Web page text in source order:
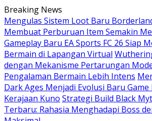
Langsung
ke
konten
Breaking News
Mengulas Sistem Loot Baru
Membuat Perburuan Item Semakin
Gameplay Baru EA Sports FC 26 Siap
Bermain di Lapangan Virtual
dengan Mekanisme Pertarungan
Pengalaman Bermain Lebih Intens
Dark Ages Menjadi Evolusi Baru Game
Kerajaan Kuno Strategi Build Black
Terbaru: Rahasia Menghadapi Boss